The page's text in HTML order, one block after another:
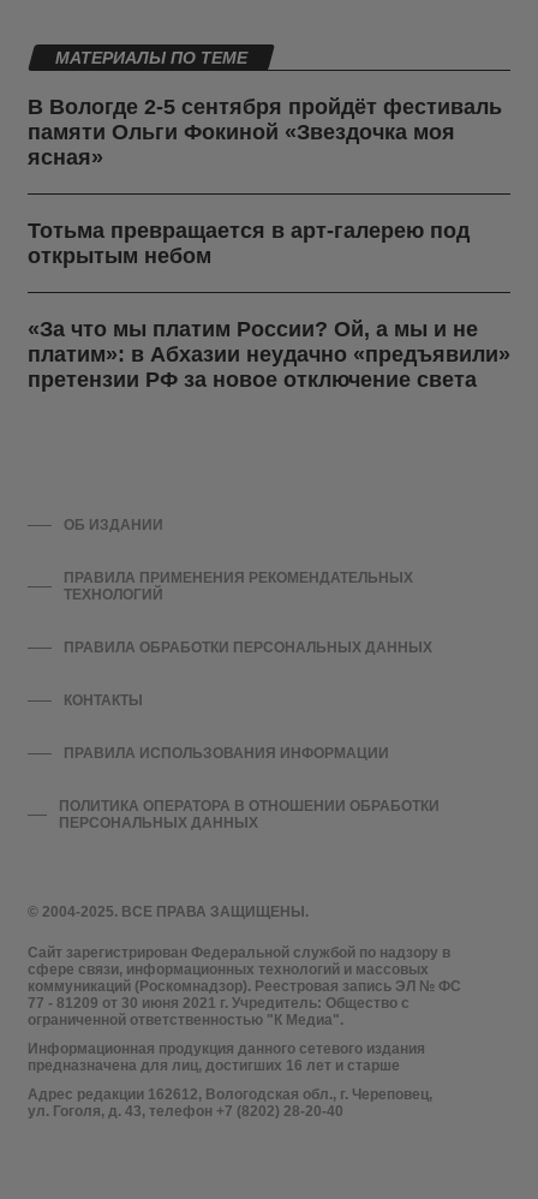
МАТЕРИАЛЫ ПО ТЕМЕ
В Вологде 2-5 сентября пройдёт фестиваль
памяти Ольги Фокиной «Звездочка моя
ясная»
Тотьма превращается в арт-галерею под
открытым небом
«За что мы платим России? Ой, а мы и не
платим»: в Абхазии неудачно «предъявили»
претензии РФ за новое отключение света
© 2004-2025. ВСЕ ПРАВА ЗАЩИЩЕНЫ.
Сайт зарегистрирован Федеральной службой по надзору в
сфере связи, информационных технологий и массовых
коммуникаций (Роскомнадзор). Реестровая запись ЭЛ № ФС
77 - 81209 от 30 июня 2021 г. Учредитель: Общество с
ограниченной ответственностью "К Медиа".
Информационная продукция данного сетевого издания
предназначена для лиц, достигших 16 лет и старше
Адрес редакции 162612, Вологодская обл., г. Череповец,
ул. Гоголя, д. 43, телефон +7 (8202) 28-20-40
ОБ ИЗДАНИИ
ПРАВИЛА ПРИМЕНЕНИЯ РЕКОМЕНДАТЕЛЬНЫХ
ТЕХНОЛОГИЙ
ПРАВИЛА ОБРАБОТКИ ПЕРСОНАЛЬНЫХ ДАННЫХ
КОНТАКТЫ
ПРАВИЛА ИСПОЛЬЗОВАНИЯ ИНФОРМАЦИИ
ПОЛИТИКА ОПЕРАТОРА В ОТНОШЕНИИ ОБРАБОТКИ
ПЕРСОНАЛЬНЫХ ДАННЫХ